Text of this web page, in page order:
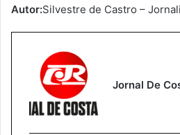
Autor:Silvestre de Castro –
Jornal De